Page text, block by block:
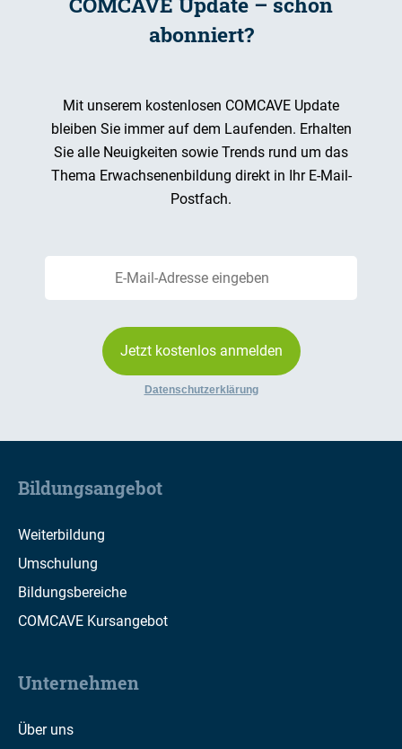
abonniert?
Mit unserem kostenlosen COMCAVE Update
bleiben Sie immer auf dem Laufenden. Erhalten
Sie alle Neuigkeiten sowie Trends rund um das
Thema Erwachsenenbildung direkt in Ihr E-Mail-
Postfach.
Jetzt kostenlos anmelden
Datenschutzerklärung
Bildungsangebot
Weiterbildung
Umschulung
Bildungsbereiche
COMCAVE Kursangebot
Unternehmen
Über uns